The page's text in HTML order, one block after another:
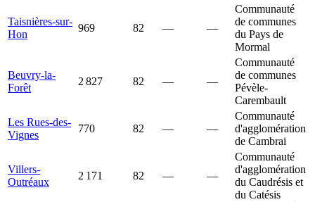
Taisnières-sur-
Hon
969 82 — —
Communauté
de communes
du Pays de
Mormal
Beuvry-la-
Forêt
2 827 82 — —
Communauté
de communes
Pévèle-
Carembault
Les Rues-des-
Vignes
770 82 — —
Communauté
d'agglomération
de Cambrai
Villers-
Outréaux
2 171 82 — —
Communauté
d'agglomération
du Caudrésis et
du Catésis